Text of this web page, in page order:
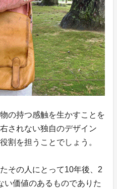
の持つ感触を生かすことを
されない独自のデザイン
割を担うことでしょう。
その人にとって10年後、2
い価値のあるものでありた